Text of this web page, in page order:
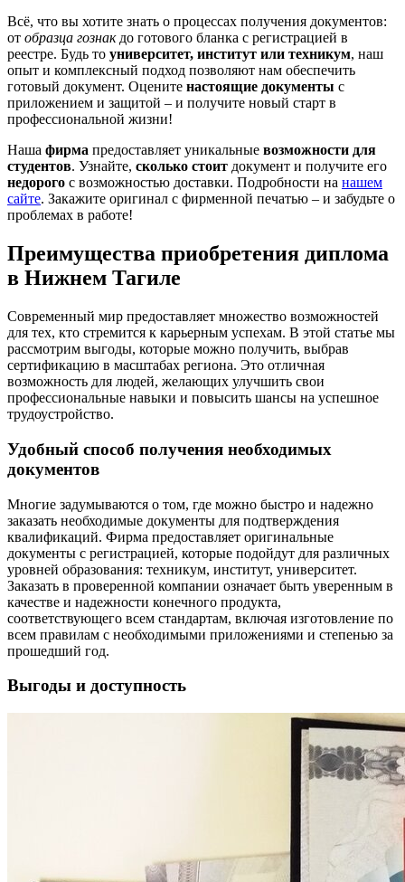
Всё, что вы хотите знать о процессах получения документов:
от образца гознакдо готового бланка с регистрацией в
реестре. Будь то университет, институт или техникум, наш
опыт и комплексный подход позволяют нам обеспечить
готовый документ. Оцените настоящие документы с
приложением и защитой – и получите новый старт в
профессиональной жизни!
Наша фирма предоставляет уникальные возможности для
студентов. Узнайте, сколько стоит документ и получите его
недорого с возможностью доставки. Подробности на нашем
сайте. Закажите оригинал с фирменной печатью – и забудьте о
проблемах в работе!
Преимущества приобретения диплома
в Нижнем Тагиле
Современный мир предоставляет множество возможностей
для тех, кто стремится к карьерным успехам. В этой статье мы
рассмотрим выгоды, которые можно получить, выбрав
сертификацию в масштабах региона. Это отличная
возможность для людей, желающих улучшить свои
профессиональные навыки и повысить шансы на успешное
трудоустройство.
Удобный способ получения необходимых
документов
Многие задумываются о том, где можно быстро и надежно
заказать необходимые документы для подтверждения
квалификаций. Фирма предоставляет оригинальные
документы с регистрацией, которые подойдут для различных
уровней образования: техникум, институт, университет.
Заказать в проверенной компании означает быть уверенным в
качестве и надежности конечного продукта,
соответствующего всем стандартам, включая изготовление по
всем правилам с необходимыми приложениями и степенью за
прошедший год.
Выгоды и доступность